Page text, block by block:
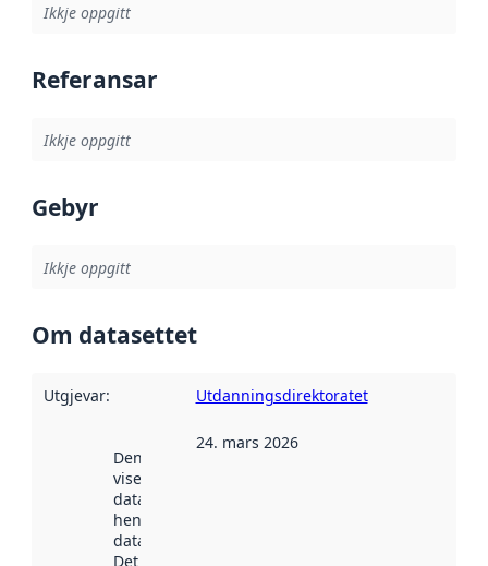
Ikkje oppgitt
Referansar
Ikkje oppgitt
Gebyr
Ikkje oppgitt
Om datasettet
Utgjevar: Utdanningsdirektoratet
Denne datoen
viser når
datasettet vart
henta inn av
data.norge.no.
Det kan ha
24. mars 2026